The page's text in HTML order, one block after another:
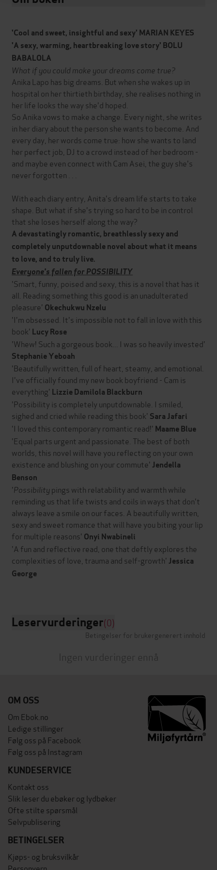
'Cool and sweet, insightful and sexy' MARIAN KEYES
'A sexy, warming, heartbreaking love story' BOLU
BABALOLA
What if you could make your dreams come true?
Anika Lapo has big dreams. But when she wakes up in
hospital on her thirtieth birthday, she realises nothing in
her life looks the way she'd hoped.
So Anika vows to make a change. Every night, she writes
in her diary about the person she wants to become. And
every day, her words come true: how she wants to land
her perfect job, DJ to a crowd instead of her bedroom -
and maybe even connect with Cam Asei, the guy she's
never forgotten . . .
With each diary entry, Anita's dream life starts to take
shape. But what if she's trying so hard to be in control
that she loses herself along the way?
A devastatingly romantic, breathlessly sexy and
completely unputdownable novel about what it means
to love, and to truly live.
Everyone's fallen for POSSIBILITY
'Smart, funny, poised and sexy, this is a novel that has it
all. Reading something this good is an unadulterated
pleasure' Okechukwu Nzelu
'I'm obsessed. It's impossible not to fall in love with this
book' Lucy Rose
'Whew! Such a gorgeous book... I was so heavily invested'
Stephanie Yeboah
'Beautifully written, full of heart, steamy, and emotional.
I've officially found my new book boyfriend - Cam is
everything' Lizzie Damilola Blackburn
'Possibility is completely unputdownable. I smiled,
sighed and cried while reading this book' Sara Jafari
'I loved this contemporary romantic read!' Maame Blue
'Equal parts urgent and passionate. The best of both
worlds, this novel will have you reflecting on your own
existence and blushing on your commute' Jendella
Benson
'Possibilitypings with relatability and warmth while
reminding us that life twists and coils in ways that don't
always leave a smile on our faces. A beautifully written,
sexy and sweet romance that will have you biting your lip
for multiple reasons' Onyi Nwabineli
'A fun and reflective read, one that deftly explores the
complexities of love, trauma and self-growth' Jessica
George
Leservurderinger(0)
Betingelser for brukergenerert innhold
Ingen vurderinger ennå
OM OSS
Om Ebok.no
Ledige stillinger
Følg oss på Facebook
Følg oss på Instagram
KUNDESERVICE
Kontakt oss
Slik leser du ebøker og lydbøker
Ofte stilte spørsmål
Selvpublisering
BETINGELSER
Kjøps- og bruksvilkår